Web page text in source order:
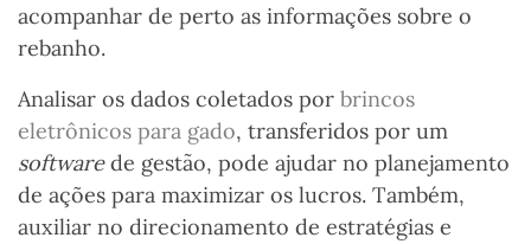
acompanhar de perto as informações sobre o
rebanho.
Analisar os dados coletados por brincos
eletrônicos para gado, transferidos por um
softwarede gestão, pode ajudar no planejamento
de ações para maximizar os lucros. Também,
auxiliar no direcionamento de estratégias e